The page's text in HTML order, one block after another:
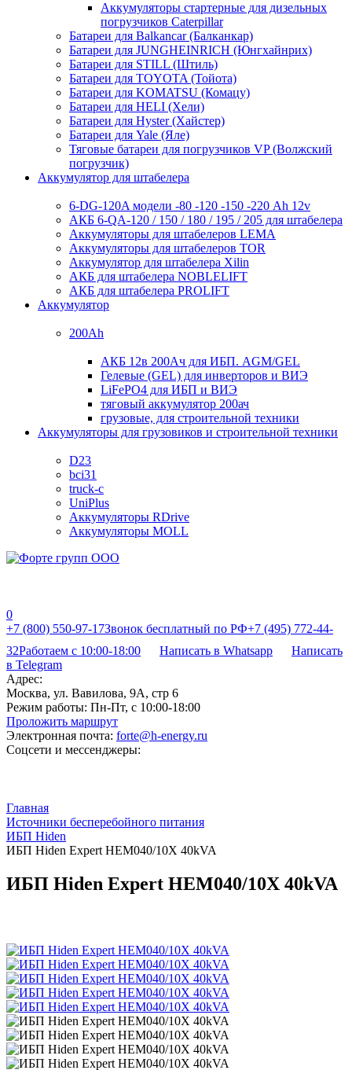
Аккумуляторы стартерные для дизельных
погрузчиков Caterpillar
Батареи для Balkancar (Балканкар)
Батареи для JUNGHEINRICH (Юнгхайнрих)
Батареи для STILL (Штиль)
Батареи для TOYOTA (Тойота)
Батареи для KOMATSU (Комацу)
Батареи для HELI (Хели)
Батареи для Hyster (Хайстер)
Батареи для Yale (Яле)
Тяговые батареи для погрузчиков VP (Волжский
погрузчик)
Аккумулятор для штабелера
6-DG-120A модели -80 -120 -150 -220 Ah 12v
АКБ 6-QA-120 / 150 / 180 / 195 / 205 для штабелера
Аккумуляторы для штабелеров LEMA
Аккумуляторы для штабелеров TOR
Аккумулятор для штабелера Xilin
АКБ для штабелера NOBLELIFT
АКБ для штабелера PROLIFT
Аккумулятор
200Ah
АКБ 12в 200Ач для ИБП. AGM/GEL
Гелевые (GEL) для инверторов и ВИЭ
LiFePO4 для ИБП и ВИЭ
тяговый аккумулятор 200ач
грузовые, для строительной техники
Аккумуляторы для грузовиков и строительной техники
D23
bci31
truck-c
UniPlus
Аккумуляторы RDrive
Аккумуляторы MOLL
0
+7 (800) 550-97-17Звонок бесплатный по РФ+7 (495) 772-44-
32Работаем с 10:00-18:00 Написать в Whatsapp
Написать
в Telegram
Адрес:
Москва, ул. Вавилова, 9А, стр 6
Режим работы: Пн-Пт, с 10:00-18:00
Проложить маршрут
Электронная почта: forte@h-energy.ru
Соцсети и мессенджеры:
Главная
Источники бесперебойного питания
ИБП Hiden
ИБП Hiden Expert HEM040/10X 40kVA
ИБП Hiden Expert HEM040/10X 40kVA